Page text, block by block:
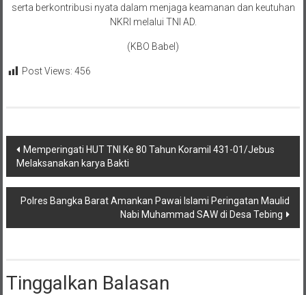
serta berkontribusi nyata dalam menjaga keamanan dan keutuhan
NKRI melalui TNI AD.
(KBO Babel)
Post Views: 456
Navigasi
pos
Memperingati HUT TNI Ke 80 Tahun Koramil 431-01/Jebus
Melaksanakan karya Bakti
Polres Bangka Barat Amankan Pawai Islami Peringatan Maulid
Nabi Muhammad SAW di Desa Tebing
Tinggalkan Balasan